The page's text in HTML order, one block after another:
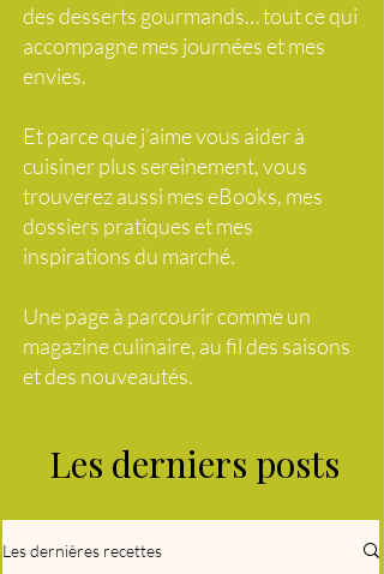
des desserts gourmands… tout ce qui
accompagne mes journées et mes
envies.
Et parce que j’aime vous aider à
cuisiner plus sereinement, vous
trouverez aussi mes eBooks, mes
dossiers pratiques et mes
inspirations du marché.
Une page à parcourir comme un
magazine culinaire, au fil des saisons
et des nouveautés.
Les derniers posts
Les dernières recettes